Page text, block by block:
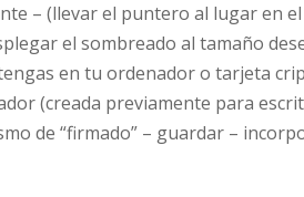
– (llevar el puntero al lugar en
el sombreado al tamaño
en tu ordenador o tarjeta
(creada previamente para
de “firmado” – guardar –